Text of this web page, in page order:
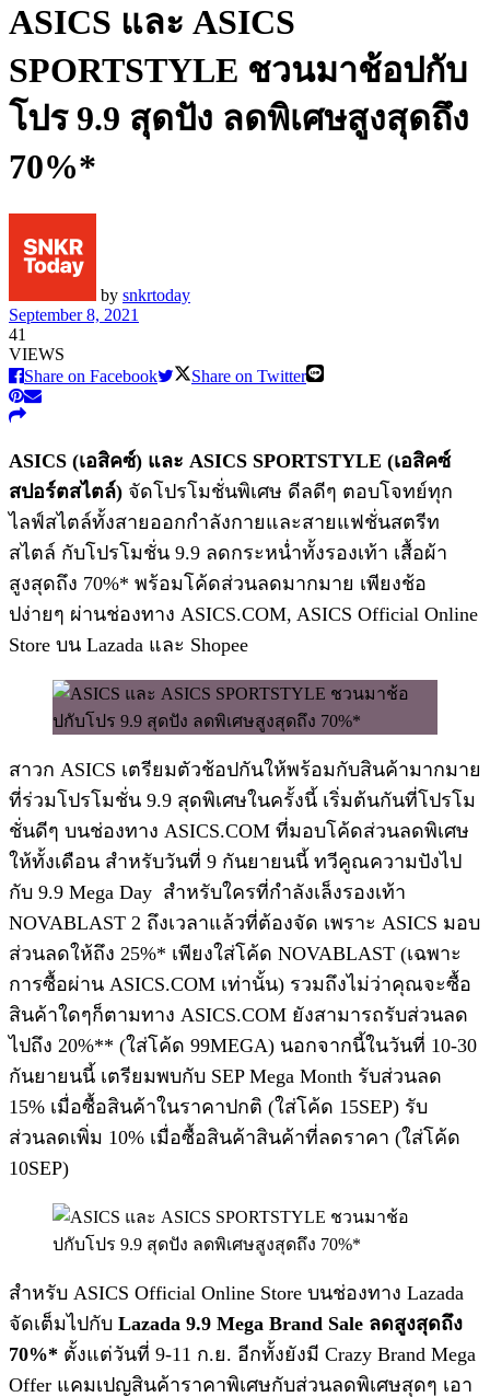
ASICS และ ASICS
SPORTSTYLE ชวนมาช้อปกับ
โปร 9.9 สุดปัง ลดพิเศษสูงสุดถึง
70%*
by snkrtoday
September 8, 2021
41
VIEWS
Share on Facebook
Share on Twitter
ASICS (เอสิคซ์) และ ASICS SPORTSTYLE (เอสิคซ์
สปอร์ตสไตล์) จัดโปรโมชั่นพิเศษ ดีลดีๆ ตอบโจทย์ทุก
ไลฟ์สไตล์ทั้งสายออกกำลังกายและสายแฟชั่นสตรีท
สไตล์ กับโปรโมชั่น 9.9 ลดกระหน่ำทั้งรองเท้า เสื้อผ้า
สูงสุดถึง 70%* พร้อมโค้ดส่วนลดมากมาย เพียงช้อ
ปง่ายๆ ผ่านช่องทาง ASICS.COM, ASICS Official Online
Store บน Lazada และ Shopee
สาวก ASICS เตรียมตัวช้อปกันให้พร้อมกับสินค้ามากมาย
ที่ร่วมโปรโมชั่น 9.9 สุดพิเศษในครั้งนี้ เริ่มต้นกันที่โปรโม
ชั่นดีๆ บนช่องทาง ASICS.COM ที่มอบโค้ดส่วนลดพิเศษ
ให้ทั้งเดือน สำหรับวันที่ 9 กันยายนนี้ ทวีคูณความปังไป
กับ 9.9 Mega Day สำหรับใครที่กำลังเล็งรองเท้า
NOVABLAST 2 ถึงเวลาแล้วที่ต้องจัด เพราะ ASICS มอบ
ส่วนลดให้ถึง 25%* เพียงใส่โค้ด NOVABLAST (เฉพาะ
การซื้อผ่าน ASICS.COM เท่านั้น) รวมถึงไม่ว่าคุณจะซื้อ
สินค้าใดๆก็ตามทาง ASICS.COM ยังสามารถรับส่วนลด
ไปถึง 20%** (ใส่โค้ด 99MEGA) นอกจากนี้ในวันที่ 10-30
กันยายนนี้ เตรียมพบกับ SEP Mega Month รับส่วนลด
15% เมื่อซื้อสินค้าในราคาปกติ (ใส่โค้ด 15SEP) รับ
ส่วนลดเพิ่ม 10% เมื่อซื้อสินค้าสินค้าที่ลดราคา (ใส่โค้ด
10SEP)
สำหรับ ASICS Official Online Store บนช่องทาง Lazada
จัดเต็มไปกับ Lazada 9.9 Mega Brand Sale ลดสูงสุดถึง
70%* ตั้งแต่วันที่ 9-11 ก.ย. อีกทั้งยังมี Crazy Brand Mega
Offer แคมเปญสินค้าราคาพิเศษกับส่วนลดพิเศษสุดๆ เอา